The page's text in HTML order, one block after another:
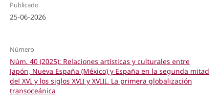
Publicado
25-06-2026
Número
Núm. 40 (2025): Relaciones artísticas y culturales entre
Japón, Nueva España (México) y España en la segunda mitad
del XVI y los siglos XVII y XVIII. La primera globalización
transoceánica